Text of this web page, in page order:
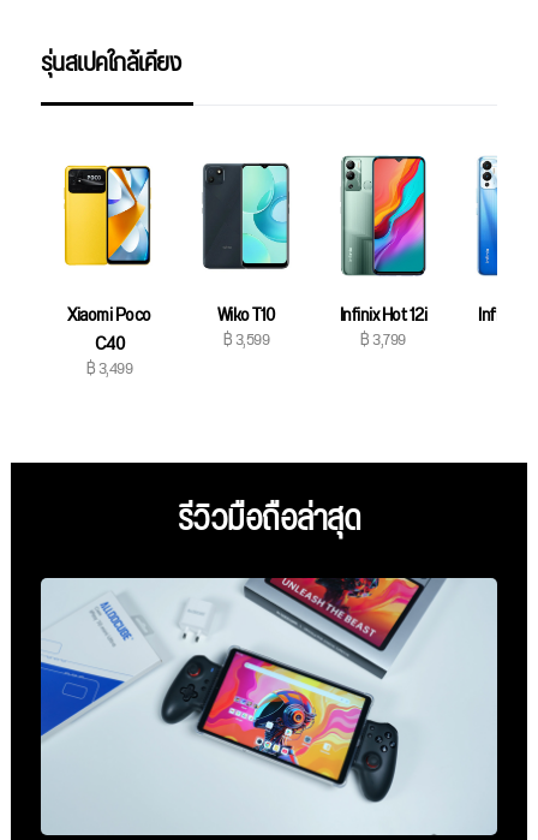
รุ่นสเปคใกล้เคียง
Xiaomi Poco
C40
฿ 3,499
Wiko T10
฿ 3,599
Infinix Hot 12i
฿ 3,799
Infinix
รีวิวมือถือล่าสุด